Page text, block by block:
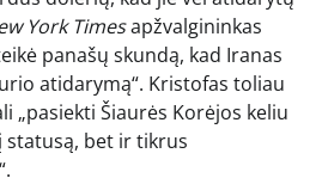
York Timesapžvalgininkas
panašų skundą, kad Iranas
atidarymą“. Kristofas ​​toliau
„pasiekti Šiaurės Korėjos keliu
statusą, bet ir tikrus